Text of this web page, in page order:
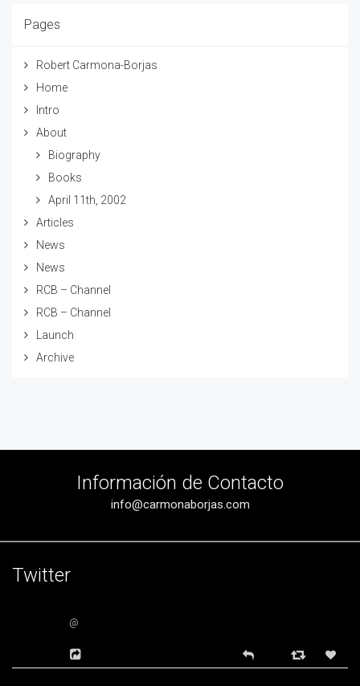
Pages
Robert Carmona-Borjas
Home
Intro
About
Biography
Books
April 11th, 2002
Articles
News
News
RCB – Channel
RCB – Channel
Launch
Archive
Información de Contacto
info@carmonaborjas.com
Twitter
@